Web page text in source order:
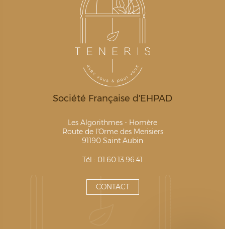
Société Française d'EHPAD
Les Algorithmes - Homère
Route de l'Orme des Merisiers
91190 Saint Aubin
Tél : 01.60.13.96.41
CONTACT